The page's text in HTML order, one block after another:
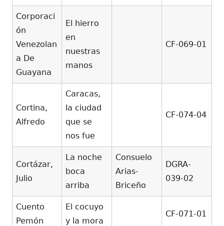
Corporaci
ón
Venezolan
a De
Guayana
El hierro
en
nuestras
manos
CF-069-01
Cortina,
Alfredo
Caracas,
la ciudad
que se
nos fue
CF-074-04
Cortázar,
Julio
La noche
boca
arriba
Consuelo
Arias-
Briceño
DGRA-
039-02
Cuento
Pemón
El cocuyo
y la mora
CF-071-01